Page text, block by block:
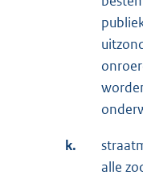
k.
alle